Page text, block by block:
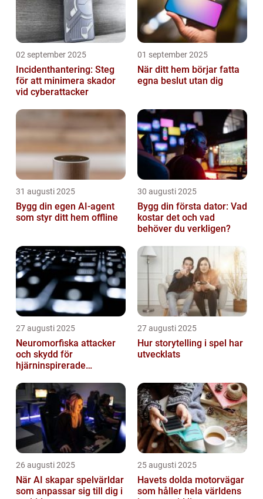
02 september 2025
Incidenthantering: Steg
för att minimera skador
vid cyberattacker
01 september 2025
När ditt hem börjar fatta
egna beslut utan dig
31 augusti 2025
Bygg din egen AI-agent
som styr ditt hem offline
30 augusti 2025
Bygg din första dator: Vad
kostar det och vad
behöver du verkligen?
27 augusti 2025
Neuromorfiska attacker
och skydd för
hjärninspirerade
27 augusti 2025
Hur storytelling i spel har
utvecklats
26 augusti 2025
När AI skapar spelvärldar
som anpassar sig till dig i
25 augusti 2025
Havets dolda motorvägar
som håller hela världens